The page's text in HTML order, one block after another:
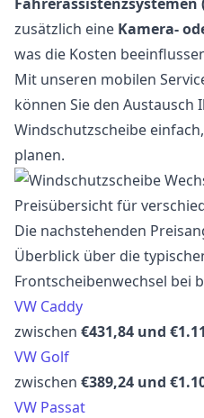
zusätzlich eine Kamera-
was die Kosten
Mit unseren mobilen
können Sie den Austausch
Windschutzscheibe
planen.
Preisübersicht für
Die nachstehenden
Überblick über die
Frontscheibenwechsel bei
VW Caddy
zwischen €431,84 und
VW Golf
zwischen €389,24 und
VW Passat